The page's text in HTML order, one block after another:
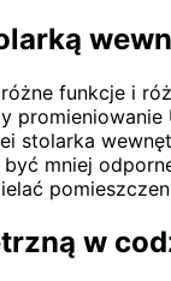
funkcje i
stolarka
mniej
w